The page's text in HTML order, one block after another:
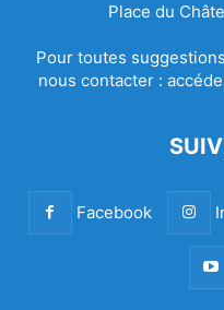
Place du
Pour toutes
nous contacter :
Facebook